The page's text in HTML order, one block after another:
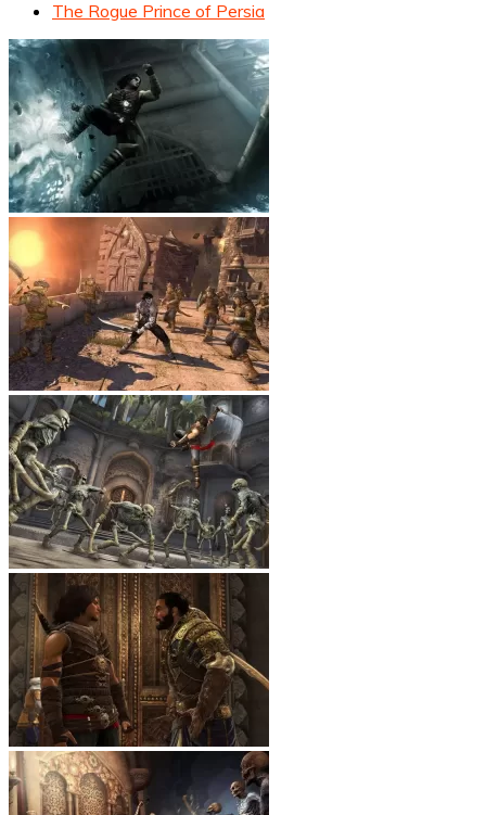
The Rogue Prince of Persia